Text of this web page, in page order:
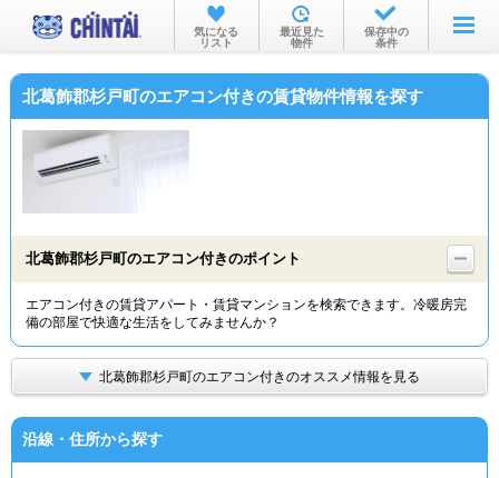
お部屋を探す
沿線・駅から
物件特集から
TOP
気になる
リスト
最近見た
物件
保存中の
条件
北葛飾郡杉戸町のエアコン付きの賃貸物件情報を探す
北葛飾郡杉戸町のエアコン付きのポイント
エアコン付きの賃貸アパート・賃貸マンションを検索できます。冷暖房完
備の部屋で快適な生活をしてみませんか？
北葛飾郡杉戸町のエアコン付きのオススメ情報を見る
沿線・住所から探す